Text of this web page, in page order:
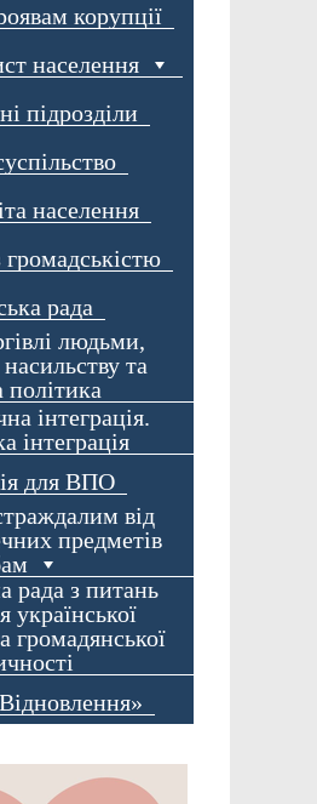
корупції
населення
підрозділи
населення
громадськістю
рада
людьми,
та
політика
інтеграція.
інтеграція
для ВПО
від
предметів
рада з питань
української
громадянської